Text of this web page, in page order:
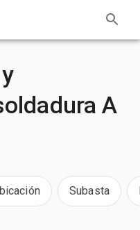
A
Subasta